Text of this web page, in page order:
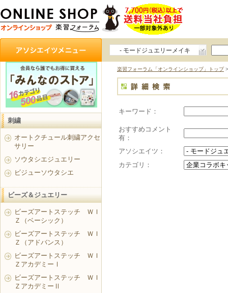
- モードジュエリーメイキ
楽習フォーラム「オンラインショップ」トップ>
キーワード：
おすすめコメント
有：
アソシエイツ：
カテゴリ：
刺繍
オートクチュール刺繍アクセ
サリー
ソウタシエジュエリー
ビジューソウタシエ
ビーズ＆ジュエリー
ビーズアートステッチ ＷＩ
Ｚ（ベーシック）
ビーズアートステッチ ＷＩ
Ｚ（アドバンス）
ビーズアートステッチ ＷＩ
ＺアカデミーⅠ
ビーズアートステッチ ＷＩ
ＺアカデミーⅡ